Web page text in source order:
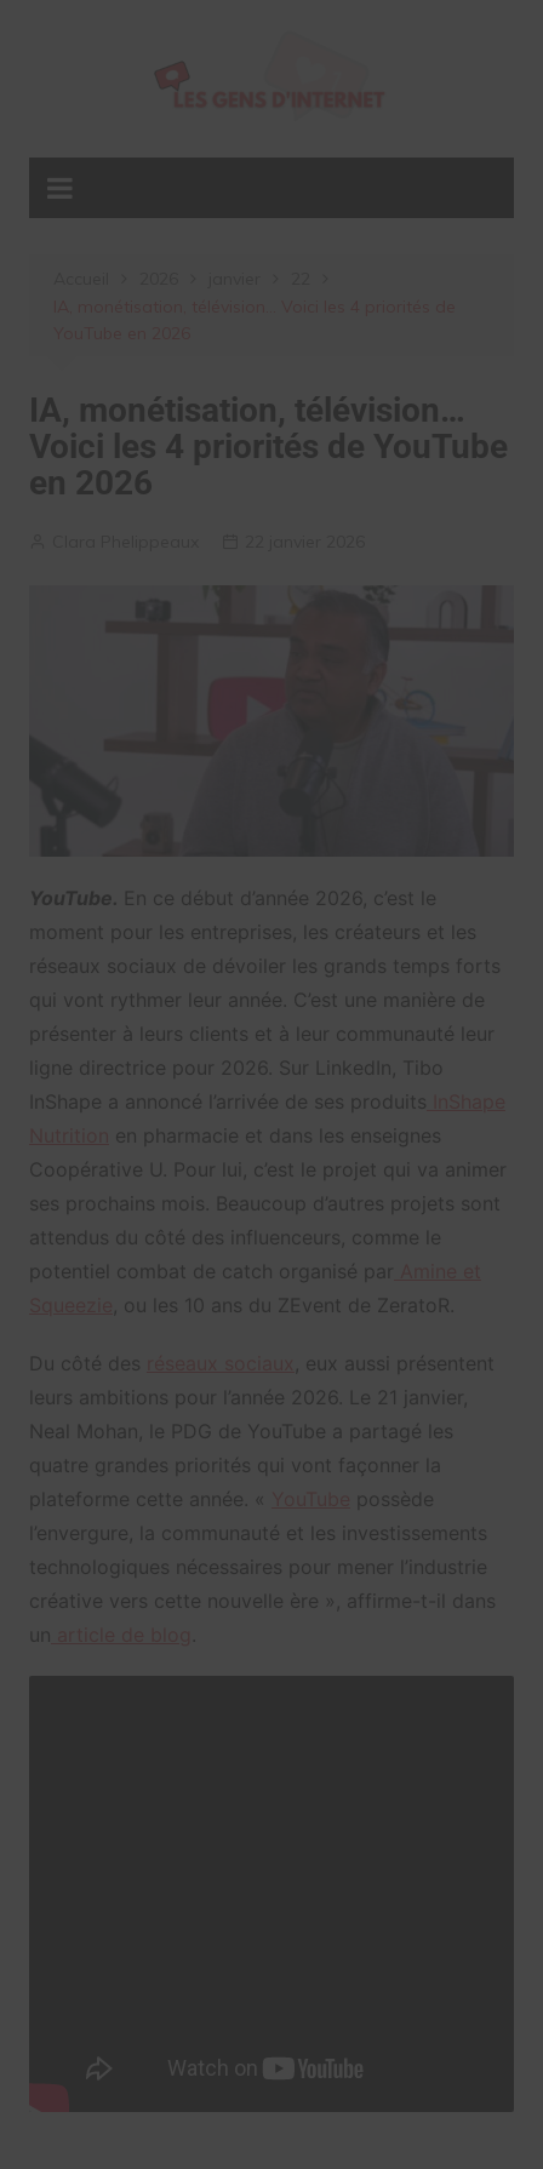
IA, monétisation, télévision…
Voici les 4 priorités de YouTube
en 2026
YouTube. En ce début d’année 2026, c’est le
moment pour les entreprises, les créateurs et les
réseaux sociaux de dévoiler les grands temps forts
qui vont rythmer leur année. C’est une manière de
présenter à leurs clients et à leur communauté leur
ligne directrice pour 2026. Sur LinkedIn, Tibo
InShape a annoncé l’arrivée de ses produits
en pharmacie et dans les enseignes
Coopérative U. Pour lui, c’est le projet qui va animer
ses prochains mois. Beaucoup d’autres projets sont
attendus du côté des influenceurs, comme le
potentiel combat de catch organisé par
, ou les 10 ans du ZEvent de ZeratoR.
Du côté des
, eux aussi présentent
leurs ambitions pour l’année 2026. Le 21 janvier,
Neal Mohan, le PDG de YouTube a partagé les
quatre grandes priorités qui vont façonner la
plateforme cette année. «
possède
l’envergure, la communauté et les investissements
technologiques nécessaires pour mener l’industrie
créative vers cette nouvelle ère », affirme-t-il dans
un